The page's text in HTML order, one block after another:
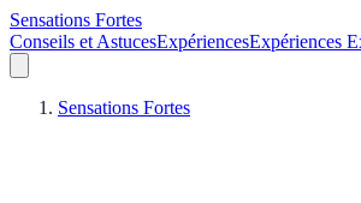
Sensations Fortes
Conseils et AstucesExpériencesExpériences
Sensations Fortes